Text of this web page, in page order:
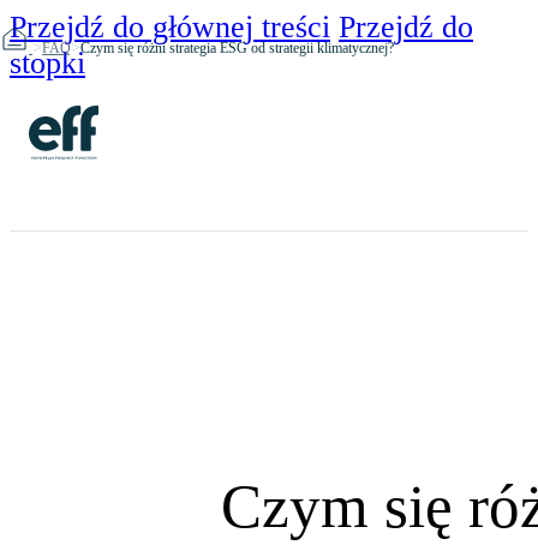
Przejdź do głównej treści Przejdź do
stopki
>FAQ>Czym się różni strategia ESG od strategii klimatycznej?
Czym się